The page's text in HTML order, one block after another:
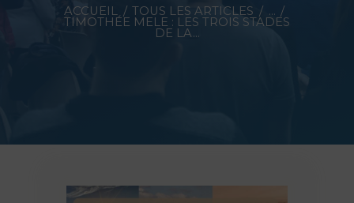
ACCUEIL TOUS LES ARTICLES ...
TIMOTHÉE MELE : LES TROIS STADES
DE LA...
Nous contacter